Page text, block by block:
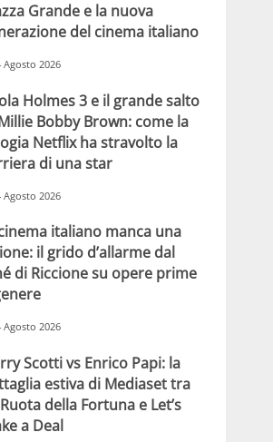
Grande e la nuova
del cinema italiano
Agosto 2026
Holmes 3 e il grande salto
Bobby Brown: come la
Netflix ha stravolto la
di una star
Agosto 2026
italiano manca una
il grido d’allarme dal
di Riccione su opere prime
Agosto 2026
Scotti vs Enrico Papi: la
estiva di Mediaset tra
della Fortuna e Let’s
a Deal